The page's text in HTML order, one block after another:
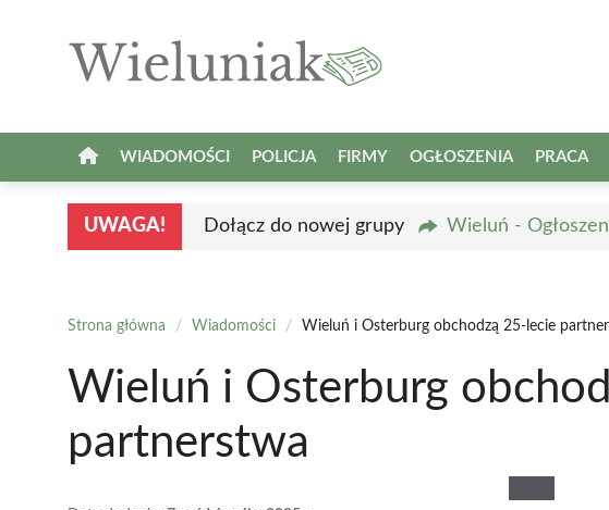
WIADOMOŚCI POLICJA FIRMY OGŁOSZENIA PRACA
UWAGA! Dołącz do nowej grupy Wieluń -
Strona główna / Wiadomości / Wieluń i Osterburg obchodzą 25-lecie
Wieluń i Osterburg
partnerstwa